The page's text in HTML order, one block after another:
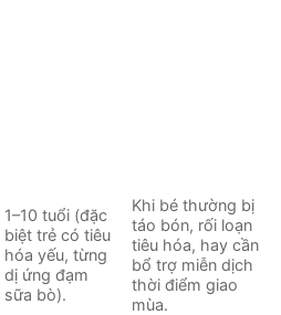
1–10 tuổi (đặc
biệt trẻ có tiêu
hóa yếu, từng
dị ứng đạm
sữa bò).
Khi bé thường bị
táo bón, rối loạn
tiêu hóa, hay cần
bổ trợ miễn dịch
thời điểm giao
mùa.